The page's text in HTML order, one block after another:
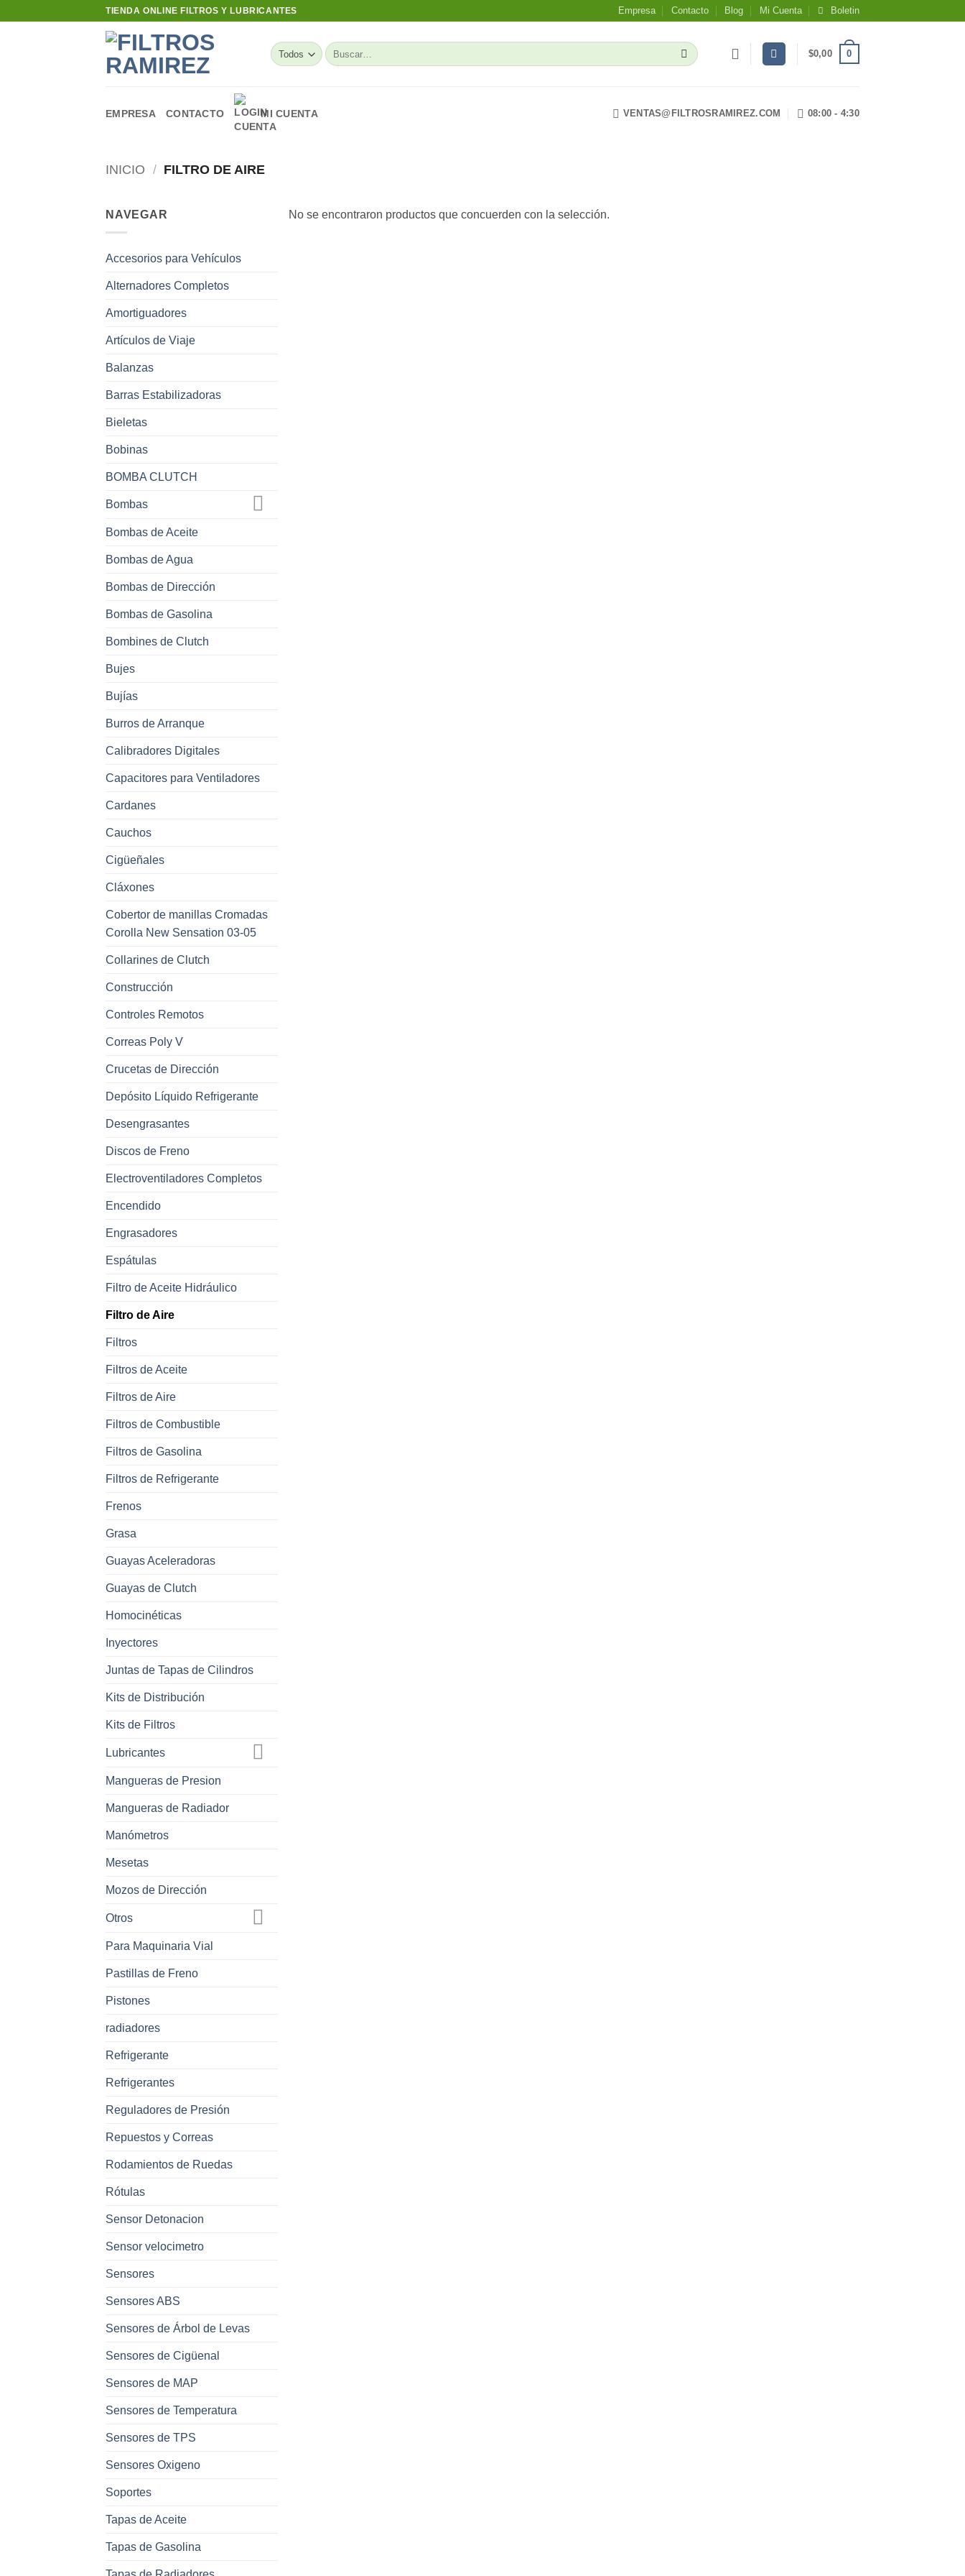
TIENDA ONLINE FILTROS Y LUBRICANTES Empresa Contacto Blog Mi Cuenta Boletin
Buscar
por:
$0,00 0
EMPRESA CONTACTO MI CUENTA VENTAS@FILTROSRAMIREZ.COM 08:00 - 4:30
INICIO / FILTRO DE AIRE
NAVEGAR
Accesorios para Vehículos
Alternadores Completos
Amortiguadores
Artículos de Viaje
Balanzas
Barras Estabilizadoras
Bieletas
Bobinas
BOMBA CLUTCH
Bombas
Bombas de Aceite
Bombas de Agua
Bombas de Dirección
Bombas de Gasolina
Bombines de Clutch
Bujes
Bujías
Burros de Arranque
Calibradores Digitales
Capacitores para Ventiladores
Cardanes
Cauchos
Cigüeñales
Cláxones
Cobertor de manillas Cromadas
Corolla New Sensation 03-05
Collarines de Clutch
Construcción
Controles Remotos
Correas Poly V
Crucetas de Dirección
Depósito Líquido Refrigerante
Desengrasantes
Discos de Freno
Electroventiladores Completos
Encendido
Engrasadores
Espátulas
Filtro de Aceite Hidráulico
Filtro de Aire
Filtros
Filtros de Aceite
Filtros de Aire
Filtros de Combustible
Filtros de Gasolina
Filtros de Refrigerante
Frenos
Grasa
Guayas Aceleradoras
Guayas de Clutch
Homocinéticas
Inyectores
Juntas de Tapas de Cilindros
Kits de Distribución
Kits de Filtros
Lubricantes
Mangueras de Presion
Mangueras de Radiador
Manómetros
Mesetas
Mozos de Dirección
Otros
Para Maquinaria Vial
Pastillas de Freno
Pistones
radiadores
Refrigerante
Refrigerantes
Reguladores de Presión
Repuestos y Correas
Rodamientos de Ruedas
Rótulas
Sensor Detonacion
Sensor velocimetro
Sensores
Sensores ABS
Sensores de Árbol de Levas
Sensores de Cigüenal
Sensores de MAP
Sensores de Temperatura
Sensores de TPS
Sensores Oxigeno
Soportes
Tapas de Aceite
Tapas de Gasolina
No se encontraron productos que concuerden con la selección.